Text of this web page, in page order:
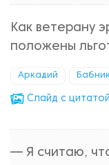
Как ветерану
положены
Аркадий
Cлайд с цитатой
— Я считаю,